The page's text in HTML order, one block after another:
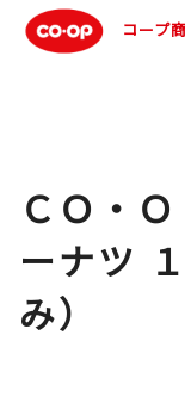
コープ
ＣＯ・
ーナツ
み）